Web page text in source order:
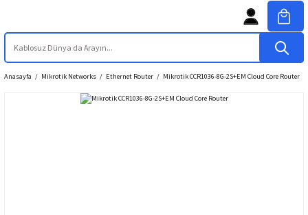
Anasayfa Mikrotik Networks Ethernet Router Mikrotik CCR1036-8G-2S+EM Cloud Core Router